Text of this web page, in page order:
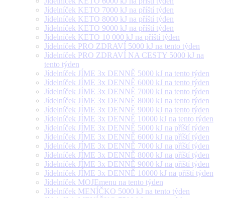
Jídelníček KETO 7000 kJ na příští týden
Jídelníček KETO 8000 kJ na příští týden
Jídelníček KETO 9000 kJ na příští týden
Jídelníček KETO 10 000 kJ na příští týden
Jídelníček PRO ZDRAVÍ 5000 kJ na tento týden
Jídelníček PRO ZDRAVÍ NA CESTY 5000 kJ na
tento týden
Jídelníček JÍME 3x DENNĚ 5000 kJ na tento týden
Jídelníček JÍME 3x DENNĚ 6000 kJ na tento týden
Jídelníček JÍME 3x DENNĚ 7000 kJ na tento týden
Jídelníček JÍME 3x DENNĚ 8000 kJ na tento týden
Jídelníček JÍME 3x DENNĚ 9000 kJ na tento týden
Jídelníček JÍME 3x DENNĚ 10000 kJ na tento týden
Jídelníček JÍME 3x DENNĚ 5000 kJ na příští týden
Jídelníček JÍME 3x DENNĚ 6000 kJ na příští týden
Jídelníček JÍME 3x DENNĚ 7000 kJ na příští týden
Jídelníček JÍME 3x DENNĚ 8000 kJ na příští týden
Jídelníček JÍME 3x DENNĚ 9000 kJ na příští týden
Jídelníček JÍME 3x DENNĚ 10000 kJ na příští týden
Jídelníček MOJEmenu na tento týden
Jídelníček MENÍČKO 5000 kJ na tento týden